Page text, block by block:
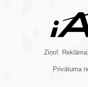
Ziņo! Reklāma
Privātuma